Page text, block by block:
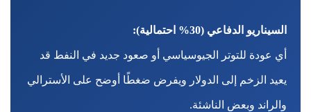
السيناريو الدفاعي (30% احتمالية):
أي عودة للتوتر الجيوسياسي أو صعود جديد في النفط قد
يعيد الزخم إلى الدولار ويفرض ضغطًا أوضح على الأسترالي
والراند وبعض الناشئة.